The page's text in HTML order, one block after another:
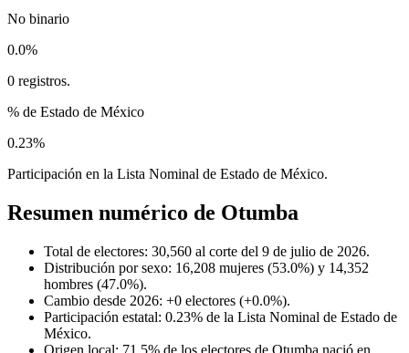
No binario
0.0%
0 registros.
% de Estado de México
0.23%
Participación en la Lista Nominal de Estado de México.
Resumen numérico de Otumba
Total de electores: 30,560 al corte del 9 de julio de 2026.
Distribución por sexo: 16,208 mujeres (53.0%) y 14,352
hombres (47.0%).
Cambio desde 2026: +0 electores (+0.0%).
Participación estatal: 0.23% de la Lista Nominal de Estado de
México.
Origen local: 71.5% de los electores de Otumba nació en